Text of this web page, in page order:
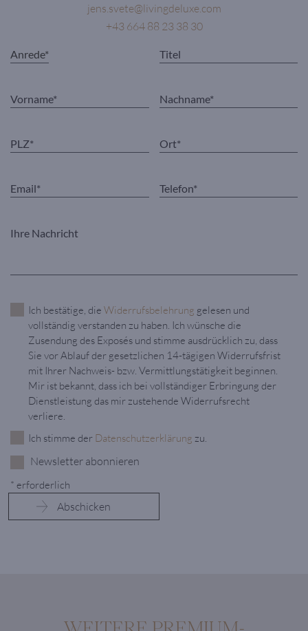
jens.svete@livingdeluxe.com
+43 664 88 23 38 30
Ich bestätige, die Widerrufsbelehrung gelesen und
vollständig verstanden zu haben. Ich wünsche die
Zusendung des Exposés und stimme ausdrücklich zu, dass
Sie vor Ablauf der gesetzlichen 14-tägigen Widerrufsfrist
mit Ihrer Nachweis- bzw. Vermittlungstätigkeit beginnen.
Mir ist bekannt, dass ich bei vollständiger Erbringung der
Dienstleistung das mir zustehende Widerrufsrecht
verliere.
Ich stimme der Datenschutzerklärung zu.
Newsletter abonnieren
* erforderlich